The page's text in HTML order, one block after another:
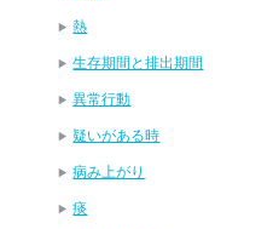
熱
生存期間と排出期間
異常行動
疑いがある時
病み上がり
痰